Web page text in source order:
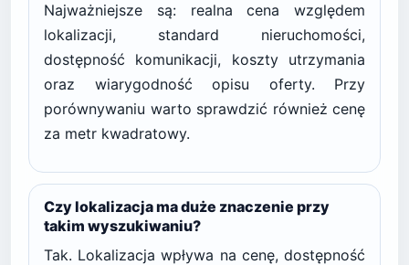
Najważniejsze są: realna cena względem
lokalizacji, standard nieruchomości,
dostępność komunikacji, koszty utrzymania
oraz wiarygodność opisu oferty. Przy
porównywaniu warto sprawdzić również cenę
za metr kwadratowy.
Czy lokalizacja ma duże znaczenie przy
takim wyszukiwaniu?
Tak. Lokalizacja wpływa na cenę, dostępność